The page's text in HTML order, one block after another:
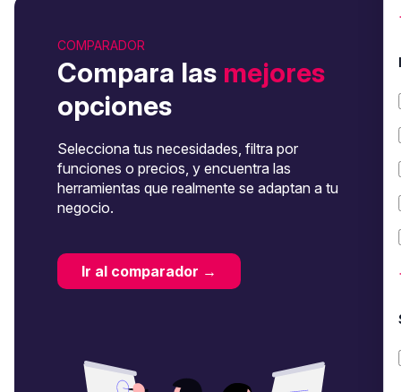
COMPARADOR
Compara las mejores
opciones
Selecciona tus necesidades, filtra por
funciones o precios, y encuentra las
herramientas que realmente se adaptan a tu
negocio.
Ir al comparador →